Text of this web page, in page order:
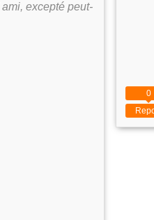
ami, excepté peut-
0